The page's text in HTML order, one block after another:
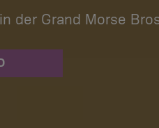
der Grand Morse